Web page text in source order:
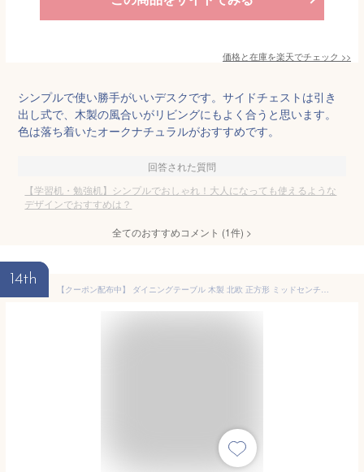
価格と在庫を楽天でチェック >>
シンプルで使い勝手がいいデスクです。サイドチェストは引き
出し式で、木製の風合いがリビングにもよく合うと思います。
色は落ち着いたオークナチュラルがおすすめです。
回答された質問
【学習机・勉強机】シンプルでおしゃれ！大人になっても使えるような
デザインでおすすめは？
全てのおすすめコメント (1件) >
14th
【クーポン配布中】 ダイニングテーブル 木製 北欧 正方形 ミッドセンチュリー おしゃれ モダン ダイニング 2人 西海岸 インダストリアル ヴィンテージ Lewis〔ルイス〕|Lewis-d テーブル 2人用 ブルックリン 机 カフェ インテリア アンティーク食卓テーブル 家具 ウッド